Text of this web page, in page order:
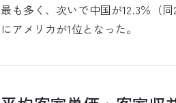
最も多く、次いで中国が12.3％（
にアメリカが1位となった。